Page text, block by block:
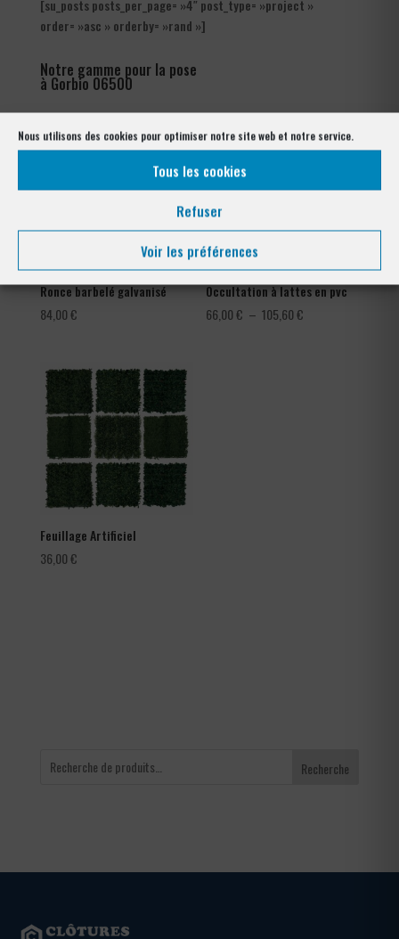
Nous utilisons des cookies pour optimiser notre site web et notre service.
Tous les cookies
Refuser
Voir les préférences
[su_posts posts_per_page= »4″ post_type= »project »
order= »asc » orderby= »rand »]
Notre gamme pour la pose
à Gorbio 06500
Ronce barbelé galvanisé
84,00€
Occultation à lattes en pvc
66,00€ – 105,60€
Feuillage Artificiel
36,00€
Recherche